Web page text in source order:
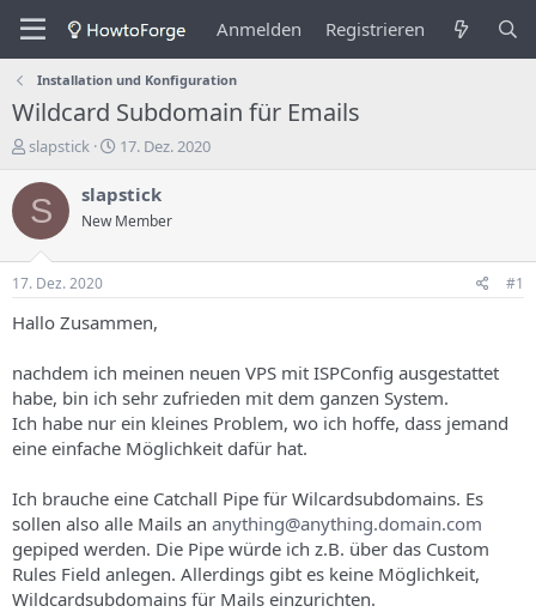
Anmelden Registrieren
Installation und Konfiguration
Wildcard Subdomain für Emails
E
s
t
e
l
e
r
s
T
h
e
a
s
slapstick
E
s
e
n
d
a
t
u
17. Dez. 2020
S slapstick
New Member
17. Dez. 2020 #1
Hallo Zusammen,
nachdem ich meinen neuen VPS mit ISPConfig ausgestattet
habe, bin ich sehr zufrieden mit dem ganzen System.
Ich habe nur ein kleines Problem, wo ich hoffe, dass jemand
eine einfache Möglichkeit dafür hat.
Ich brauche eine Catchall Pipe für Wilcardsubdomains. Es
sollen also alle Mails an anything@anything.domain.com
gepiped werden. Die Pipe würde ich z.B. über das Custom
Rules Field anlegen. Allerdings gibt es keine Möglichkeit,
Wildcardsubdomains für Mails einzurichten.